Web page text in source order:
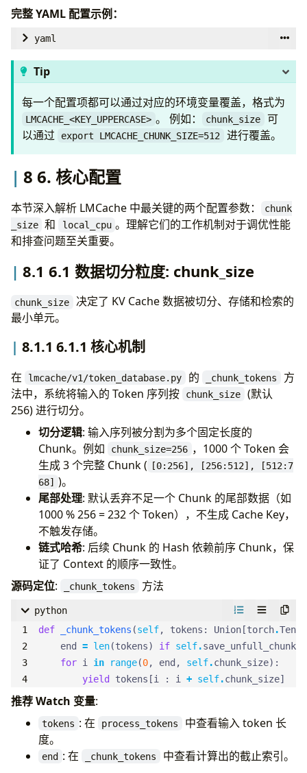
"extra_config"
"env_converter": lambda x: x if
# 2. 动态构建 Dataclass
def _create_config_class():
# ...
# 使用 make_dataclass 动态生成类
"LMCacheEngineConfig",
[(
name type_, default) for name, (type_
namespace
"from_file": classmethod(_from_file
# ...
return cls
LMCacheEngineConfig = _create_config_class ()
完整 YAML 配置示例：
yaml
chunk_size
enable_pd: false # 是否启用 PD
# --- 扩展配置 (Extra Config) ---
# 用于传递特定后端的参数，如 MooncakeStore 或 NIXL
extra_config:
local_hostname
metadata_server: "http://mooncake-master:8080"
transfer_timeout: 1
enable_nixl_storage
# --- 其他常见配置 ---
save_decode_cache: false # 是否保存 Decode 产
Tip
每一个配置项都可以通过对应的环境变量覆盖，格式为
LMCACHE_<KEY_UPPERCASE> 。 例如： chunk_size
可
以通过
export LMCACHE_CHUNK_SIZE=512 进行覆盖。
8 6. 核心配置
本节深入解析 LMCache 中最关键的两个配置参数：
chunk
_size 和 local_cpu 。理解它们的工作机制对于调优性能
和排查问题至关重要。
8.1 6.1 数据切分粒度: chunk_size
chunk_size
决定了 KV Cache 数据被切分、存储和检索的
最小单元。
8.1.1 6.1.1 核心机制
在 lmcache/v1/token_database.py 的 _chunk_tokens
方
法中，系统将输入的 Token 序列按
chunk_size
(默认
256) 进行切分。
切分逻辑: 输入序列被分割为多个固定长度的
Chunk。例如
chunk_size=256 ，1000 个 Token 会
生成 3 个完整 Chunk (
[0:256], [256:512], [512:7
68] )。
尾部处理: 默认丢弃不足一个 Chunk 的尾部数据（如
1000 % 256 = 232 个 Token），不生成 Cache Key，
不触发存储。
链式哈希: 后续 Chunk 的 Hash 依赖前序 Chunk，保
证了 Context 的顺序一致性。
源码定位: _chunk_tokens 方法
python
def
_chunk_tokens (self, tokens : Union [torch.
end
= len(tokens) if self.save_unfull_chunk
for i in range(0, end , self.chunk_size):
yield
tokens [i : i + self.chunk_size]
推荐 Watch 变量:
tokens : 在 process_tokens
中查看输入 token 长
度。
end : 在 _chunk_tokens 中查看计算出的截止索引。